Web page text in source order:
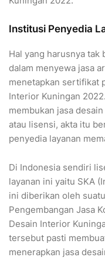
Institusi Penyedia
Hal yang harusnya
dalam menyewa jasa
menetapkan sertifikat
Interior Kuningan
membukan jasa
atau lisensi, akta itu
penyedia layanan
Di Indonesia sendiri
layanan ini yaitu SKA
ini diberikan oleh
Pengembangan Jasa
Desain Interior
tersebut pasti
menerapkan jasa